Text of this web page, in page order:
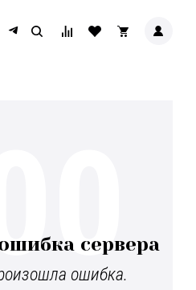
сервера
ошибка.